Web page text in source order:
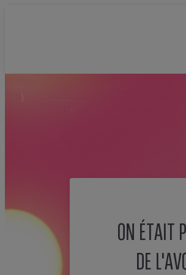
ON ÉTAIT
DE